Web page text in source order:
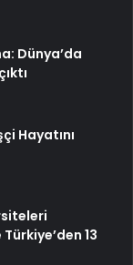
Dünya’da
Hayatını
13